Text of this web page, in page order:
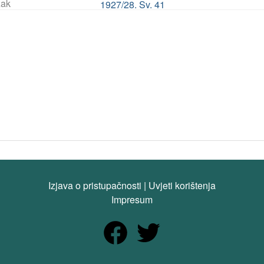
1927/28. Sv. 41
Izjava o pristupačnosti | Uvjeti korištenja
Impresum